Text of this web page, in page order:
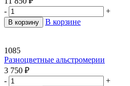
-
+
В корзину В корзине
1085
Разноцветные альстромерии
3 750 ₽
-
+